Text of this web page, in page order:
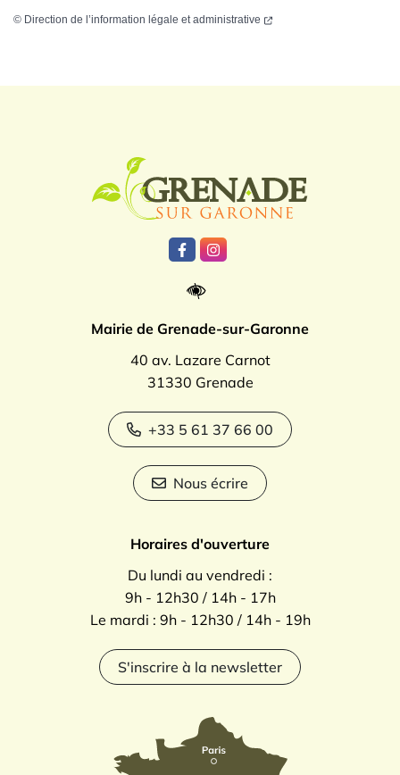
© Direction de l’information légale et administrative
Lien vers le compte Facebook
Lien vers le compte
Mairie de Grenade-sur-Garonne
40 av. Lazare Carnot
31330 Grenade
+33 5 61 37 66 00
Nous écrire
Horaires d'ouverture
Du lundi au vendredi :
9h - 12h30 / 14h - 17h
Le mardi : 9h - 12h30 / 14h - 19h
S'inscrire à la newsletter